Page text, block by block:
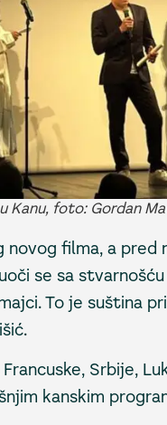
Kanu, foto: Gordan
novog filma, a
se sa
To je suština
Srbije,
kanskim